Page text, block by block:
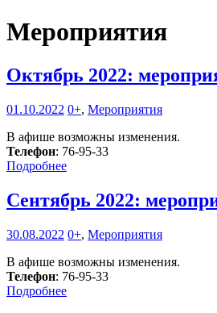
Мероприятия
Октябрь 2022:
01.10.2022 0+, Мероприятия
В афише возможны изменения.
Телефон: 76-95-33
Подробнее
Сентябрь 2022:
30.08.2022 0+, Мероприятия
В афише возможны изменения.
Телефон: 76-95-33
Подробнее